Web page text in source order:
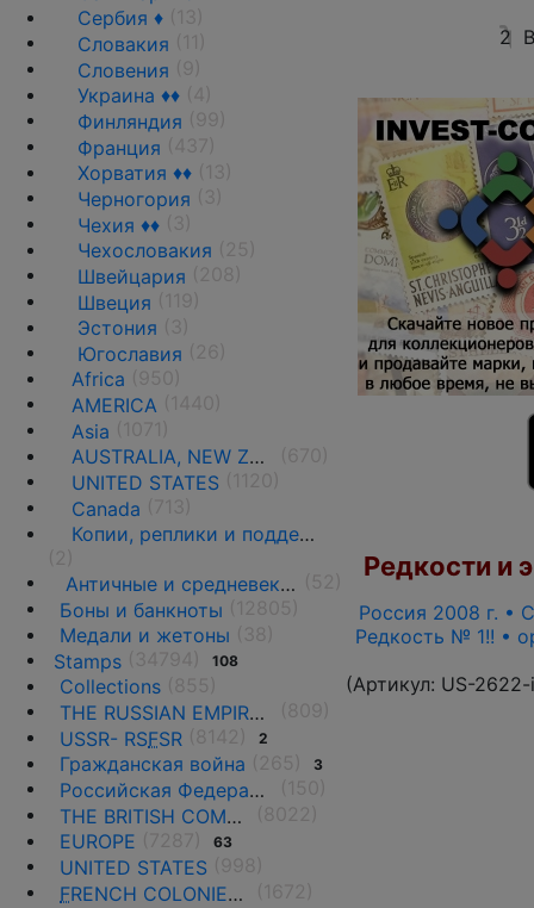
Сербия ♦
Словакия
Словения
Украина ♦♦
Финляндия
Франция
Хорватия ♦♦
Черногория
Чехия ♦♦
Чехословакия
Швейцария
Швеция
Эстония
Югославия
Africa
AMERICA
Asia
AUSTRALIA, NEW ZEALAND AND OCEANIA
UNITED STATES
Canada
Копии, реплики и подделки
Античные и средневековые государства
Боны и банкноты
Медали и жетоны
Stamps
108
Collections
THE RUSSIAN EMPIRE UNTIL 1917.
USSR- RSFSR 2
Гражданская война 3
Российская Федерация(1992 г.-н.д.)
THE BRITISH COMMONWEALTH
EUROPE
63
UNITED STATES
FRENCH COLONIES AND THE TERRITORIES
2
Редкости и
Россия 2008 г. •
Редкость № 1!! •
(Артикул: US-